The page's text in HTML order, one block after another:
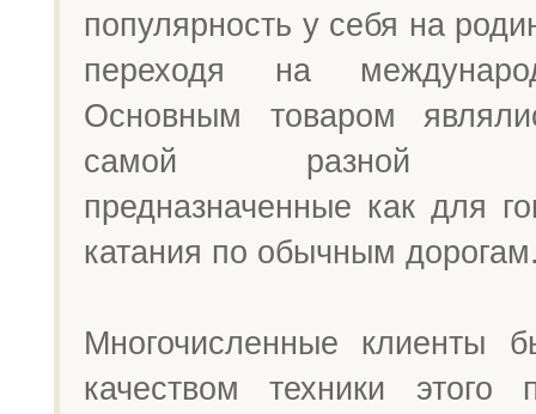
популярность у себя на
переходя на
Основным товаром
самой разной
предназначенные как для
катания по обычным
Многочисленные клиенты
качеством техники этого